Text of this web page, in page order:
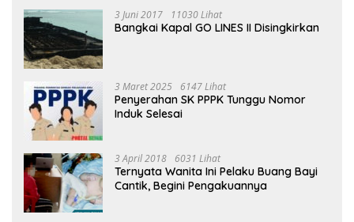
3 Juni 2017 11030 Lihat
Bangkai Kapal GO LINES II Disingkirkan
3 Maret 2025 6147 Lihat
Penyerahan SK PPPK Tunggu Nomor
Induk Selesai
3 April 2018 6031 Lihat
Ternyata Wanita Ini Pelaku Buang Bayi
Cantik, Begini Pengakuannya